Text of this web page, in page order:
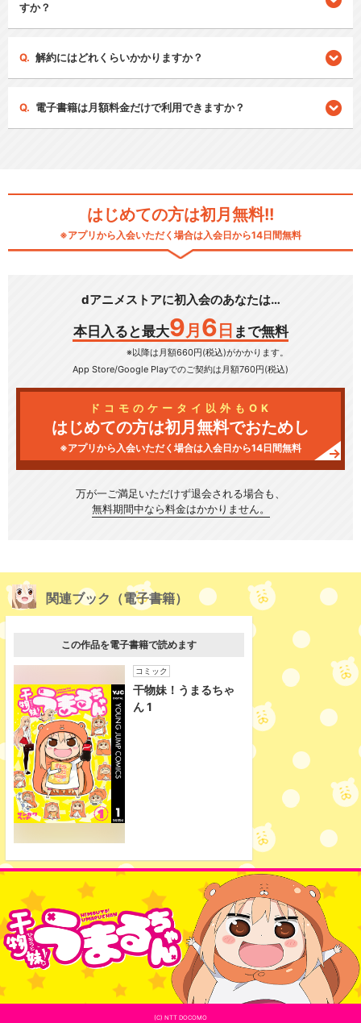
すか？
解約にはどれくらいかかりますか？
電子書籍は月額料金だけで利用できますか？
はじめての方は初月無料!!
※アプリから入会いただく場合は入会日から14日間無料
dアニメストアに初入会のあなたは…
本日入ると最大9 月 6 日 まで無料
※以降は月額660円(税込)がかかります。
App Store/Google Playでのご契約は月額760円(税込)
ドコモのケータイ以外もOK
はじめての方は初月無料でおためし
※アプリから入会いただく場合は入会日から14日間無料
万が一ご満足いただけず退会される場合も、
無料期間中なら料金はかかりません。
関連ブック（電子書籍）
この作品を電子書籍で読めます
コミック
干物妹！うまるちゃ
ん 1
(C) NTT DOCOMO